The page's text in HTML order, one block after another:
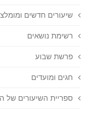
שיעורים חדשים
רשימת נושאים
פרשת שבוע
חגים ומועדים
ספריית השיעורים של